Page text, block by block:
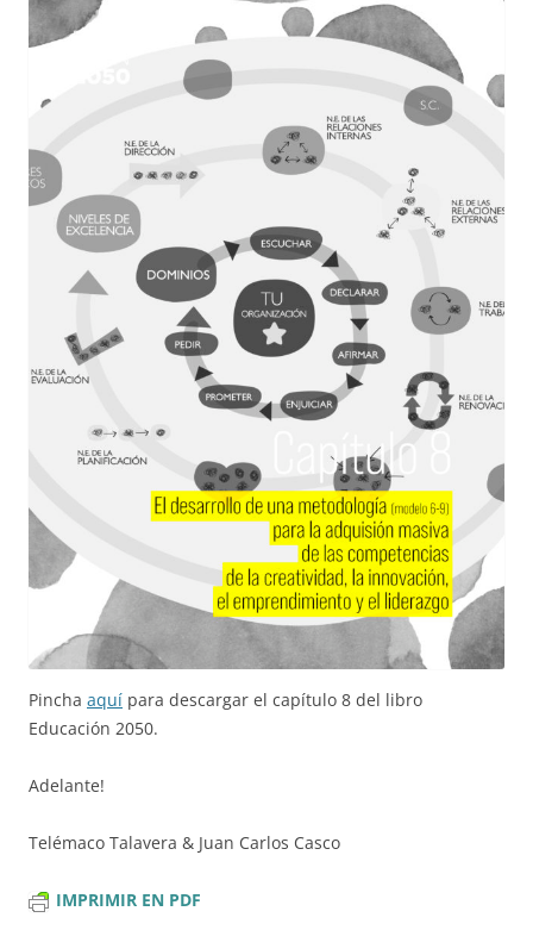
Pincha aquí para descargar el capítulo 8 del libro
Educación 2050.
Adelante!
Telémaco Talavera & Juan Carlos Casco
IMPRIMIR EN PDF